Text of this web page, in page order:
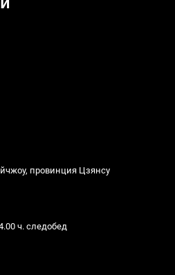
провинция Цзянсу
ч. следобед